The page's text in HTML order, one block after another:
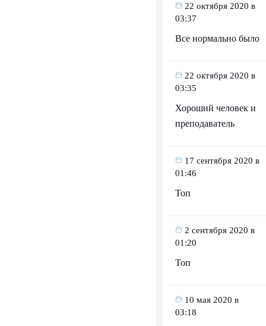
22 октября 2020 в
03:37
Все нормально было
22 октября 2020 в
03:35
Хороший человек и
преподаватель
17 сентября 2020 в
01:46
Топ
2 сентября 2020 в
01:20
Топ
10 мая 2020 в
03:18